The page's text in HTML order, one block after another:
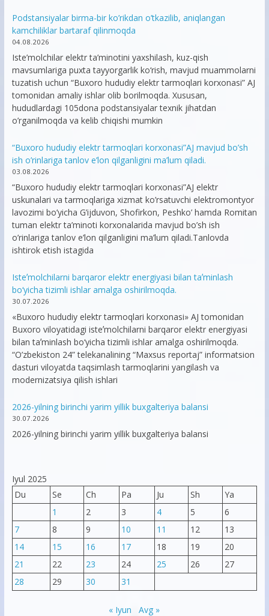
Podstansiyalar birma-bir ko’rikdan o’tkazilib, aniqlangan
kamchiliklar bartaraf qilinmoqda
04.08.2026
Iste’molchilar elektr ta’minotini yaxshilash, kuz-qish
mavsumlariga puxta tayyorgarlik ko‘rish, mavjud muammolarni
tuzatish uchun “Buxoro hududiy elektr tarmoqlari korxonasi” AJ
tomonidan amaliy ishlar olib borilmoqda. Xususan,
hududlardagi 105dona podstansiyalar texnik jihatdan
o’rganilmoqda va kelib chiqishi mumkin
“Buxoro hududiy elektr tarmoqlari korxonasi”AJ mavjud bo’sh
ish o’rinlariga tanlov e’lon qilganligini ma’lum qiladi.
03.08.2026
“Buxoro hududiy elektr tarmoqlari korxonasi”AJ elektr
uskunalari va tarmoqlariga xizmat ko’rsatuvchi elektromontyor
lavozimi bo’yicha G’ijduvon, Shofirkon, Peshko’ hamda Romitan
tuman elektr ta’minoti korxonalarida mavjud bo’sh ish
o’rinlariga tanlov e’lon qilganligini ma’lum qiladi.Tanlovda
ishtirok etish istagida
Isteʼmolchilarni barqaror elektr energiyasi bilan taʼminlash
bo‘yicha tizimli ishlar amalga oshirilmoqda.
30.07.2026
«Buxoro hududiy elektr tarmoqlari korxonasi» AJ tomonidan
Buxoro viloyatidagi isteʼmolchilarni barqaror elektr energiyasi
bilan taʼminlash bo‘yicha tizimli ishlar amalga oshirilmoqda.
“O’zbekiston 24” telekanalining “Maxsus reportaj” informatsion
dasturi viloyatda taqsimlash tarmoqlarini yangilash va
modernizatsiya qilish ishlari
2026-yilning birinchi yarim yillik buxgalteriya balansi
30.07.2026
2026-yilning birinchi yarim yillik buxgalteriya balansi
Iyul 2025
Du
Se Ch Pa Ju Sh
Ya
1
2 3 4 5
6
7
8 9 10 11 12
13
14
15 16 17 18 19
20
21
22 23 24 25 26
27
28
29 30 31
« Iyun Avg »